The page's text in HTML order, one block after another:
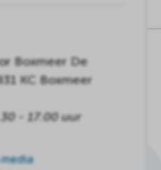
Boxmeer De
KC Boxmeer
- 17.00 uur